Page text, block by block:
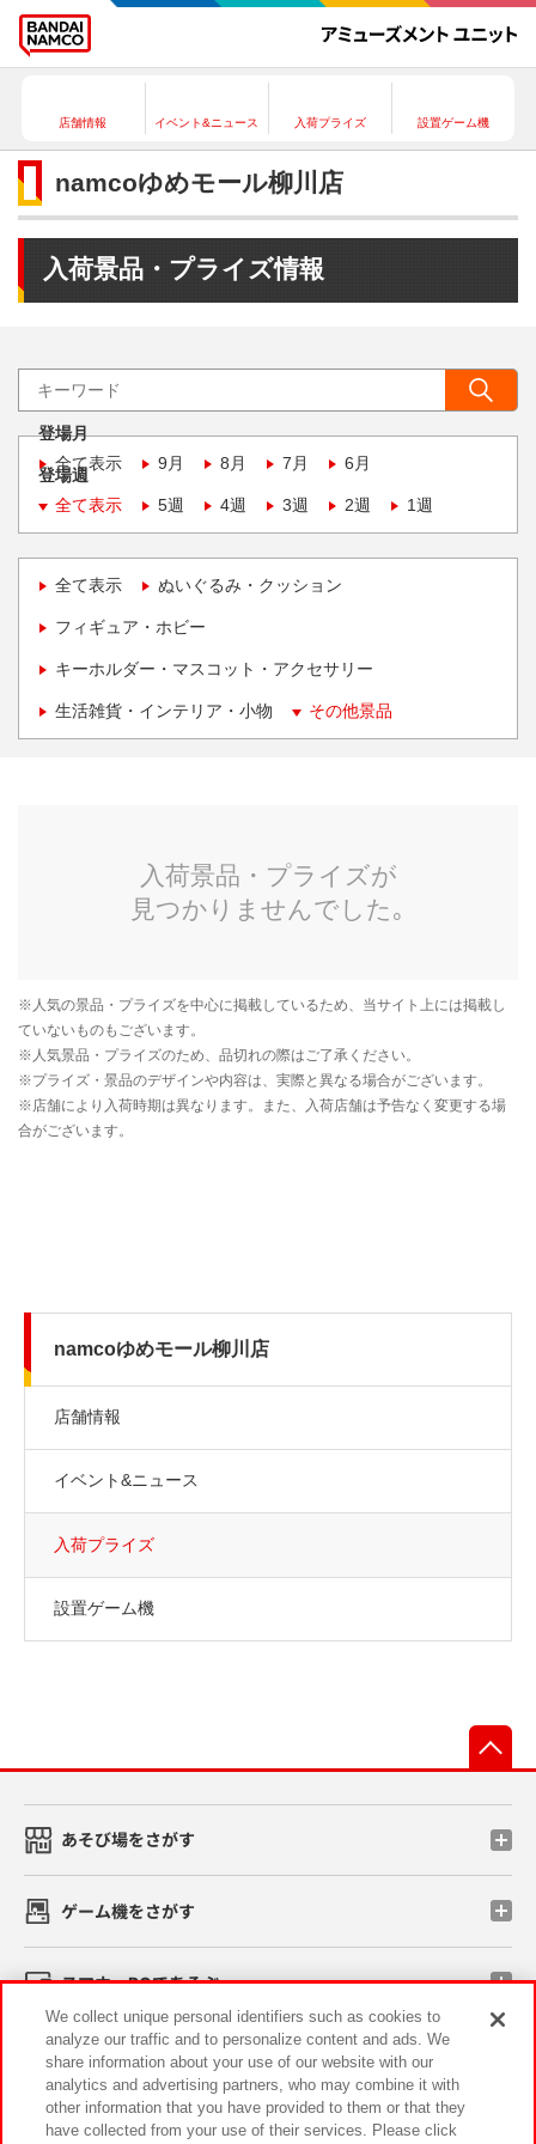
店舗情報 イベント&ニュース 入荷プライズ 設置ゲーム機
namcoゆめモール柳川店
入荷景品・プライズ情報
登場月
全て表示
9月 8月 7月 6月
登場週
全て表示
5週 4週 3週 2週 1週
全て表示 ぬいぐるみ・クッション
フィギュア・ホビー
キーホルダー・マスコット・アクセサリー
生活雑貨・インテリア・小物 その他景品
namcoゆめモール柳川店
店舗情報
イベント&ニュース
入荷プライズ
設置ゲーム機
あそび場をさがす
ゲーム機をさがす
スマホ・PCであそぶ
イベント・キャンペーン
We collect unique personal identifiers such as cookies to
analyze our traffic and to personalize content and ads. We
share information about your use of our website with our
analytics and advertising partners, who may combine it with
other information that you have provided to them or that they
have collected from your use of their services. Please click